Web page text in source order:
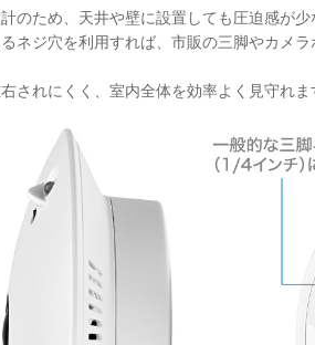
のため、天井や壁に設置しても圧迫感が
ネジ穴を利用すれば、市販の三脚やカメ
されにくく、室内全体を効率よく見守れま